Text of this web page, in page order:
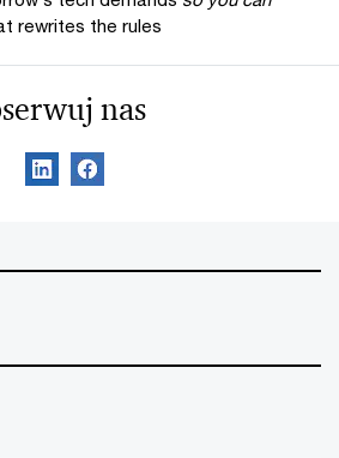
rewrites the rules
nas